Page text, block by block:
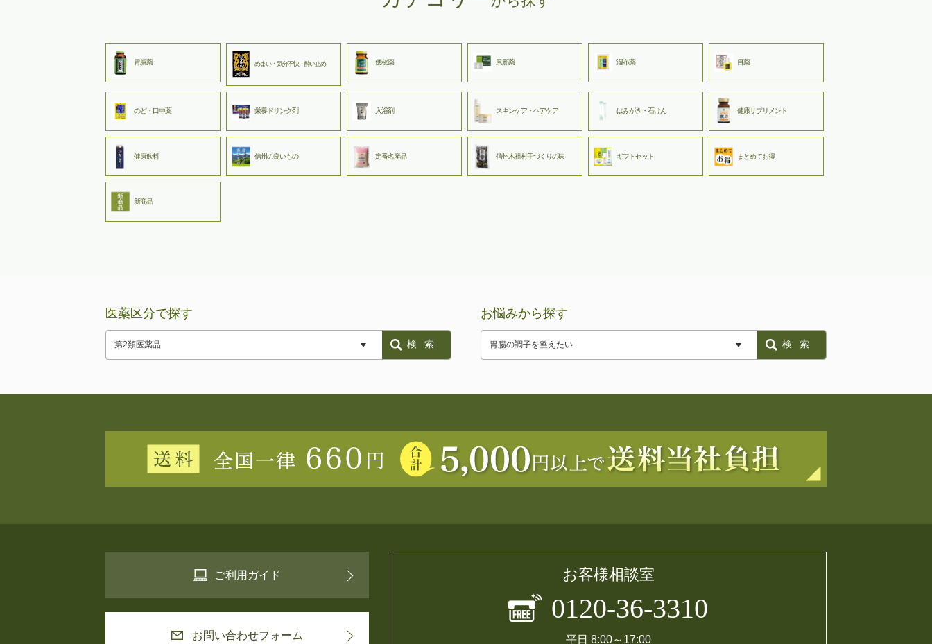
胃腸薬 めまい・気分不快・酔い止め 便秘薬 風邪薬 湿布薬 目薬
のど・口中薬 栄養ドリンク剤 入浴剤 スキンケア・ヘアケア はみがき・石けん 健康サプリメント
健康飲料 信州の良いもの 定番名産品 信州木祖村手づくりの味 ギフトセット まとめてお得
新商品
医薬区分で探す
検索
お悩みから探す
検索
ご利用ガイド
お問い合わせフォーム
お客様相談室
0120-36-3310
平日 8:00～17:00